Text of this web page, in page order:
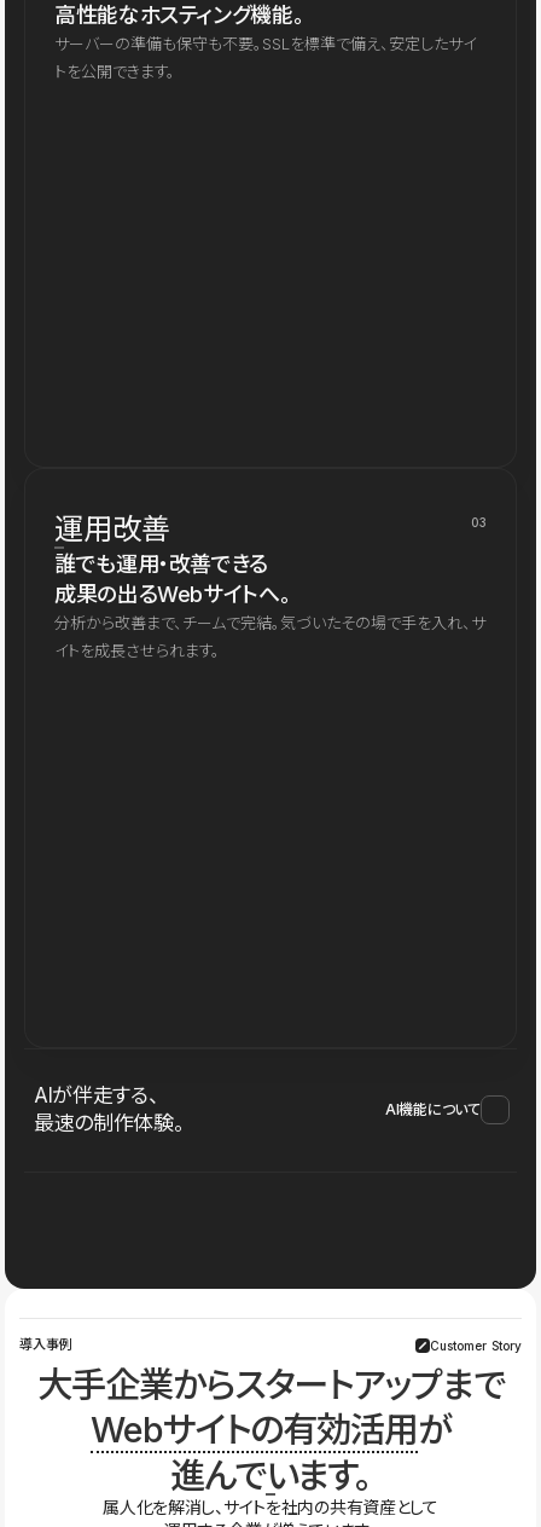
高性能なホスティング機能。
サーバーの準備も保守も不要。SSLを標準で備え、安定したサイ
トを公開できます。
運用改善 03
誰でも運用・改善できる
成果の出るWebサイトへ。
分析から改善まで、チームで完結。気づいたその場で手を入れ、サ
イトを成長させられます。
AIが伴走する、
最速の制作体験。
AI機能について
導入事例 Customer Story
大手企業からスタートアップまで
Webサイトの有効活用が
進んでいます。
属人化を解消し、サイトを社内の共有資産として